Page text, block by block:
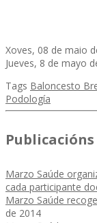
Xoves, 08 de maio
Jueves, 8 de mayo
Tags Baloncesto
Podología
Marzo Saúde
cada participante
Marzo Saúde
de 2014